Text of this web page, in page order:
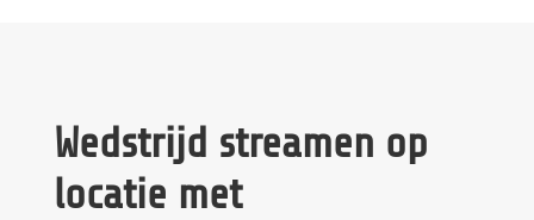
Wedstrijd streamen op
locatie met